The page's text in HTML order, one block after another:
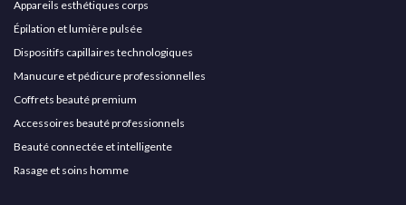
Appareils esthétiques corps
Épilation et lumière pulsée
Dispositifs capillaires technologiques
Manucure et pédicure professionnelles
Coffrets beauté premium
Accessoires beauté professionnels
Beauté connectée et intelligente
Rasage et soins homme